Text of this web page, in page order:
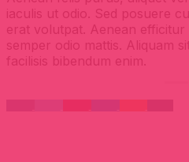
iaculis ut odio. Sed posuere
erat volutpat. Aenean
semper odio mattis. Aliquam
facilisis bibendum enim.